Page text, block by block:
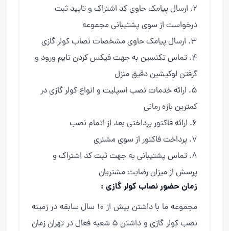
ارسال پیامک حاوی کد اشتراک و تایید ثبت
درخواست از سوی پشتیبانی مجموعه
ارسال پیامک حاوی مشخصات نصاب کولر گازی
تماس تکنسین به جهت فیکس کردن تایم ورود و
گرفتن لوکیشین دقیق منزل
ارائه خدمات نصب اسپلیت و انواع کولر گازی در
کمترین بازه رمانی
ارائه فاکتور پرداختی بعد از اتمام نصب
پرداخت فاکتور از سوی مشتری
تماس پشتیبانی به جهت ثبت کد اشتراک و
پرسش از میزان رضایت مشتریان
زمان حضور نصاب کولر گازی :
مجموعه ما با داشتن بیش از ۱۰ سال سابقه در زمینه
نصب کولر گازی و داشتن ۵ شعبه فعال در تهران زمان